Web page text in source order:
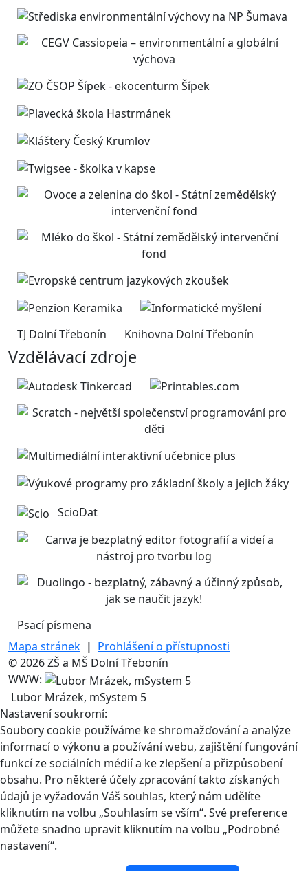
TJ Dolní Třebonín Knihovna Dolní Třebonín
Vzdělávací zdroje
ScioDat
Psací písmena
Mapa stránek | Prohlášení o přístupnosti
© 2026 ZŠ a MŠ Dolní Třebonín
WWW:
Lubor Mrázek, mSystem 5
Nastavení soukromí:
Soubory cookie používáme ke shromažďování a analýze
informací o výkonu a používání webu, zajištění fungování
funkcí ze sociálních médií a ke zlepšení a přizpůsobení
obsahu. Pro některé účely zpracování takto získaných
údajů je vyžadován Váš souhlas, který nám udělíte
kliknutím na volbu „Souhlasím se vším“. Své preference
můžete snadno upravit kliknutím na volbu „Podrobné
nastavení“.